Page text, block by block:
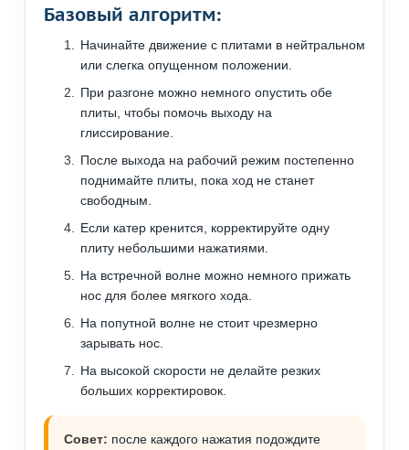
Базовый алгоритм:
Начинайте движение с плитами в нейтральном
или слегка опущенном положении.
При разгоне можно немного опустить обе
плиты, чтобы помочь выходу на
глиссирование.
После выхода на рабочий режим постепенно
поднимайте плиты, пока ход не станет
свободным.
Если катер кренится, корректируйте одну
плиту небольшими нажатиями.
На встречной волне можно немного прижать
нос для более мягкого хода.
На попутной волне не стоит чрезмерно
зарывать нос.
На высокой скорости не делайте резких
больших корректировок.
Совет: после каждого нажатия подождите